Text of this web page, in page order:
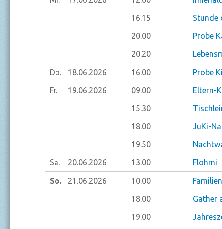
16.15
Stunde
20.00
Probe
20.20
Do. 18.06.2026 16.00 Probe
Fr. 19.06.2026 09.00
Eltern-
15.30
18.00
JuKi-
19.50
Sa. 20.06.2026 13.00 Flohmi
So. 21.06.2026 10.00
18.00
Gather
19.00